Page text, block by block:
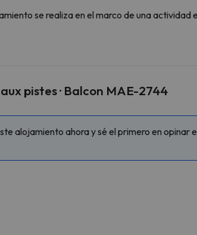
se realiza en el marco de una actividad
pistes · Balcon MAE-2744
alojamiento ahora y sé el primero en opinar